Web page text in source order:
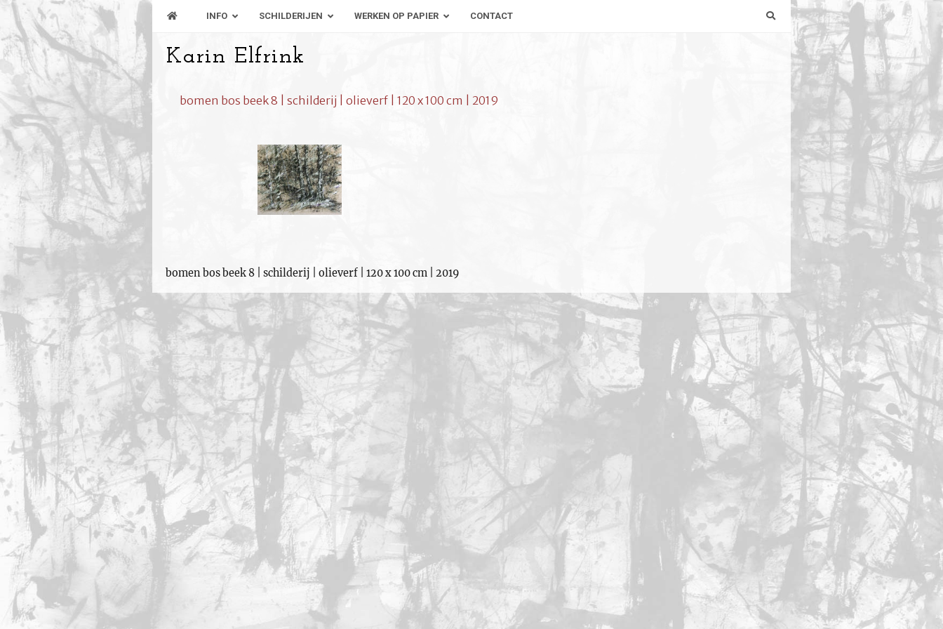
INFO SCHILDERIJEN WERKEN OP PAPIER CONTACT
Karin Elfrink
bomen bos beek 8 | schilderij | olieverf | 120 x 100 cm | 2019
bomen bos beek 8 | schilderij | olieverf | 120 x 100 cm | 2019